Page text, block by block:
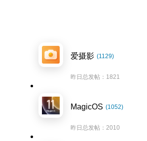
爱摄影 (1129)
昨日总发帖：1821
MagicOS (1052)
昨日总发帖：2010